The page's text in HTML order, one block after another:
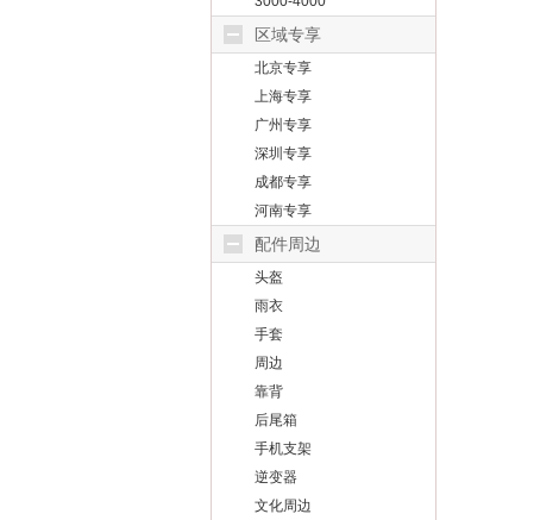
区域专享
北京专享
上海专享
广州专享
深圳专享
成都专享
河南专享
配件周边
头盔
雨衣
手套
周边
靠背
后尾箱
手机支架
逆变器
文化周边